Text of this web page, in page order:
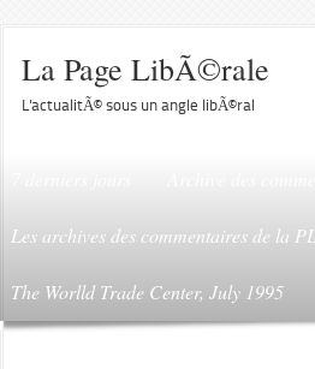
La Page LibÃ©rale
L'actualitÃ© sous un angle libÃ©ral
Les archives des commentaires de la PL
The Worlld Trade Center, July 1995